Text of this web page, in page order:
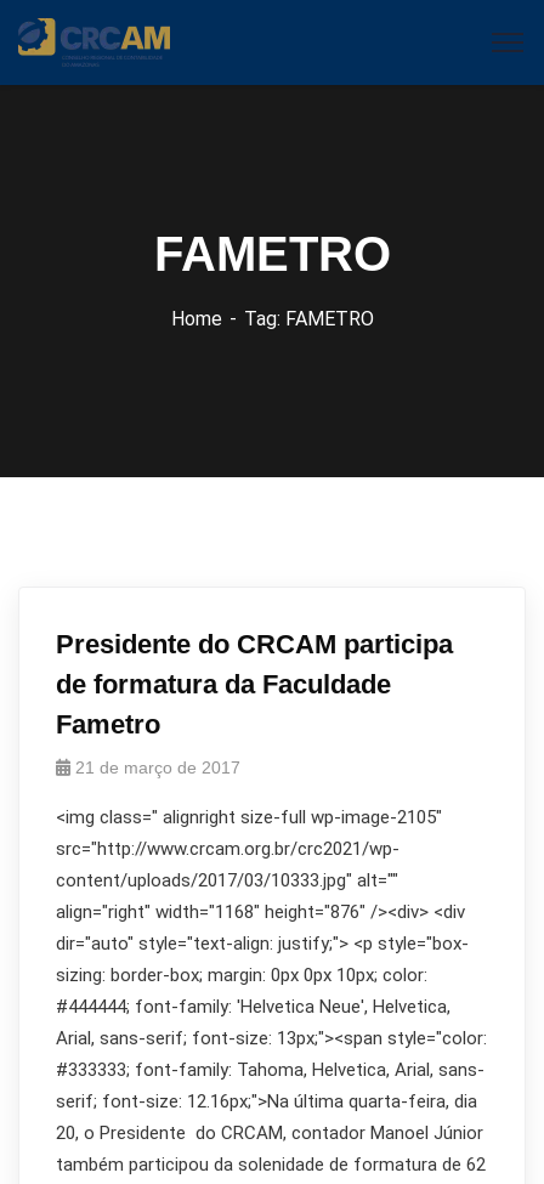
FAMETRO
Home Tag: FAMETRO
Presidente do CRCAM participa
de formatura da Faculdade
Fametro
21 de março de 2017
<img class=" alignright size-full wp-image-2105"
src="http://www.crcam.org.br/crc2021/wp-
content/uploads/2017/03/10333.jpg" alt=""
align="right" width="1168" height="876" /><div> <div
dir="auto" style="text-align: justify;"> <p style="box-
sizing: border-box; margin: 0px 0px 10px; color:
#444444; font-family: 'Helvetica Neue', Helvetica,
Arial, sans-serif; font-size: 13px;"><span style="color:
#333333; font-family: Tahoma, Helvetica, Arial, sans-
serif; font-size: 12.16px;">Na última quarta-feira, dia
20, o Presidente do CRCAM, contador Manoel Júnior
também participou da solenidade de formatura de 62